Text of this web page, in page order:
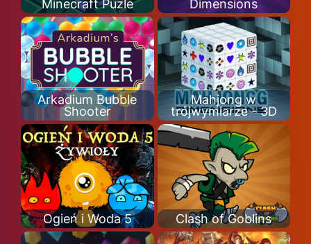
Minecraft Puzle
Dimensions
Arkadium Bubble
Shooter
Mahjong w
trójwymiarze - 3D
Ogień i Woda 5 Clash of Goblins